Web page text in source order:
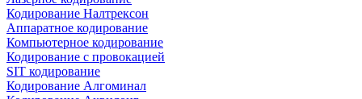
Кодирование Налтрексон
Аппаратное кодирование
Компьютерное кодирование
Кодирование с провокацией
SIT кодирование
Кодирование Алгоминал